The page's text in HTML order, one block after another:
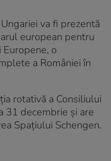
va fi prezentă
european pentru
o
a României în
rotativă a Consiliului
31 decembrie și are
Spațiului Schengen.